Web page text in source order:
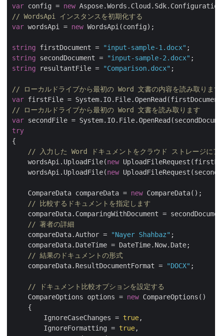
var config = new
// WordsApi インスタンスを初期化する
var wordsApi = new WordsApi(config);
string firstDocument = "input-sample-1.docx"
string secondDocument = "input-sample-2.docx"
string resultantFile = "Comparison.docx" ;
// ローカルドライブから最初の Word 文書の内容を読み取ります
var
// ローカルドライブから最初の Word 文書を読み取ります
var
try
{
// 入力した Word ドキュメントをクラウド ストレージにア
    wordsApi.UploadFile(
new
    wordsApi.UploadFile(
new
    CompareData compareData =
new CompareData();
// 比較するドキュメントを指定します
compareData.ComparingWithDocument =
// 著者の詳細
    compareData.Author =
"Nayer Shahbaz" ;
    compareData.DateTime = DateTime.Now.Date;
// 結果のドキュメントの形式
    compareData.ResultDocumentFormat =
"DOCX" ;
// ドキュメント比較オプションを設定する
    CompareOptions options =
new CompareOptions()
    {
        IgnoreCaseChanges =
true,
        IgnoreFormatting =
true,